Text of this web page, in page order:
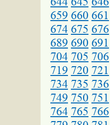
659 660 661
674 675 676
689 690 691
704 705 706
719 720 721
734 735 736
749 750 751
764 765 766